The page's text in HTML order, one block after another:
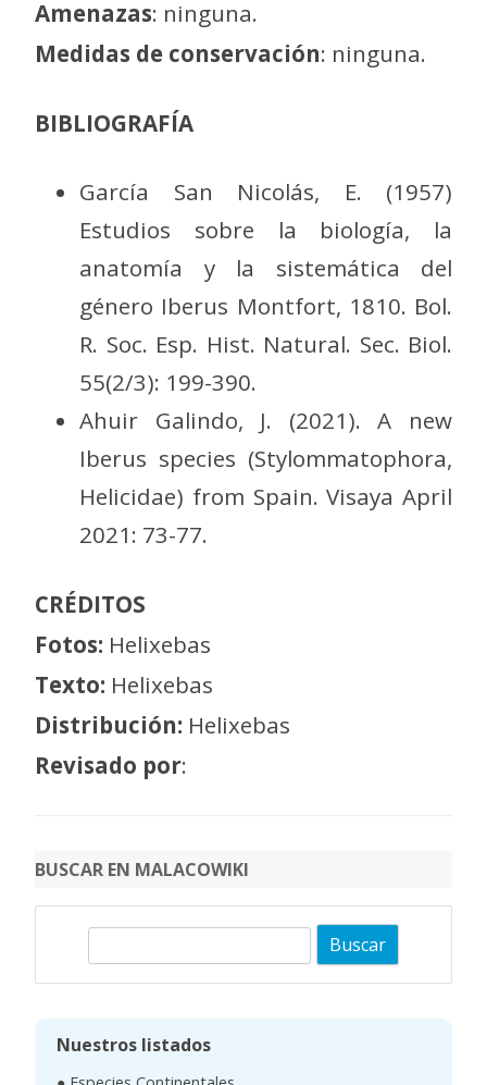
Amenazas: ninguna.
Medidas de conservación: ninguna.
BIBLIOGRAFÍA
García San Nicolás, E. (1957)
Estudios sobre la biología, la
anatomía y la sistemática del
género Iberus Montfort, 1810. Bol.
R. Soc. Esp. Hist. Natural. Sec. Biol.
55(2/3): 199-390.
Ahuir Galindo, J. (2021). A new
Iberus species (Stylommatophora,
Helicidae) from Spain. Visaya April
2021: 73-77.
CRÉDITOS
Fotos: Helixebas
Texto: Helixebas
Distribución: Helixebas
Revisado por:
BUSCAR EN MALACOWIKI
Nuestros listados